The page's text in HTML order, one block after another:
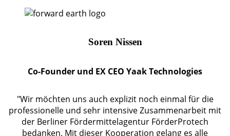
Soren Nissen
Co-Founder und EX CEO Yaak Technologies
"Wir möchten uns auch explizit noch einmal für die
professionelle und sehr intensive Zusammenarbeit mit
der Berliner Fördermittelagentur FörderProtech
bedanken. Mit dieser Kooperation gelang es alle